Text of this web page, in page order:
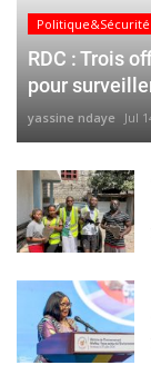
Politique&Sécurité
RDC : Trois
pour
yassine ndaye Jul